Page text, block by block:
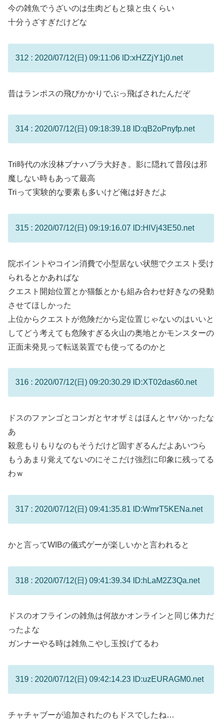
今の雑魚でうざいのは生肉どもと猿と虫くらい
十分うざすぎだけどな
312 : 2020/07/12(日) 09:11:06 ID:xHZZjY1j0.net
昔はランポスの飛びかかりでぶっ飛ばされたんだぞ
314 : 2020/07/12(日) 09:18:39.18 ID:qB2oPnyfp.net
Tri時代の水没林ブナハブラ大好き。影に隠れて普段は邪
魔しない時もあって最高
Triって実験的な要素も多いけど俺は好きだよ
315 : 2020/07/12(日) 09:19:16.07 ID:HlVj43E50.net
院ポイントやコイン消費で小型居ない状態でクエスト受け
られるとかあればな
クエスト開始位置とか猫飯とかも組み合わせ好きなの発動
させてほしかった
上位からクエストが危険だから定位置じゃないのはいいと
してどう考えても危険すぎる火山の奥地とかモンスターの
正面未発見って転送装置でも使ってるのかと
316 : 2020/07/12(日) 09:20:30.29 ID:XT02das60.net
ドスのファンゴとコンガとヤオザミはほんとヤバかったな
あ
殺意もりもりなのもそうだけど固すぎるんだよあいつら
もうあまり覚えてないのにそこだけ強烈に印象に残ってる
わｗ
317 : 2020/07/12(日) 09:41:35.81 ID:WmrT5KENa.net
かと言ってWIBの儀式ゲーが楽しいかと言われると
318 : 2020/07/12(日) 09:41:39.34 ID:hLaM2Z3Qa.net
ドスのオフラインの雑魚は何故かオンラインと同じ体力だ
ったよな
ガンナーやる時は雑魚こやし玉投げてるわ
319 : 2020/07/12(日) 09:42:14.23 ID:uzEURAGM0.net
チャチャブーが追加されたのもドスでしたね…